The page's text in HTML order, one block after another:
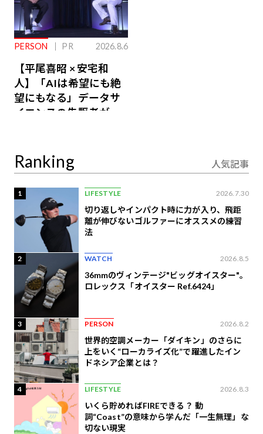
PERSON PR 2026.8.6
【平尾喜昭 × 安宅和
人】「AIは希望にも絶
望にもなる」データサ
イエンスの先駆者が語
Ranking 人気記事
1 LIFESTYLE 2026.7.30
切り返しやインパクト時に力が入り、飛距
離が伸びないゴルファーにオススメの練習
法
2 WATCH 2026.8.5
36mmのヴィンテージ"ビッグオイスター"。
ロレックス「オイスター Ref.6424」
3 PERSON 2026.8.2
世界的空調メーカー「ダイキン」のさらに
上をいく“ローカライズ化”で躍進したイン
ドネシア企業とは？
4 LIFESTYLE 2026.8.3
いくら貯めればFIREできる？ 動
詞“Coast”の意味から学んだ「一生無理」な
切ない現実